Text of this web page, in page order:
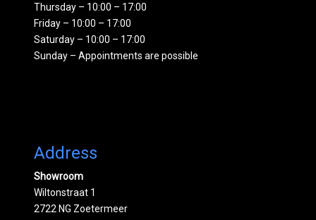
Thursday – 10:00 – 17:00
Friday – 10:00 – 17:00
Saturday – 10:00 – 17:00
Sunday – Appointments are possible
Address
Showroom
Wiltonstraat 1
2722 NG Zoetermeer